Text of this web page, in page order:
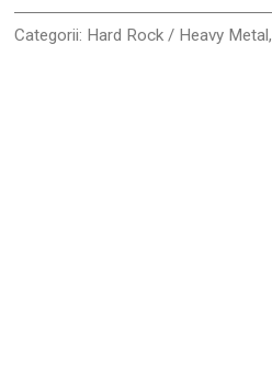
Categorii: Hard Rock / Heavy Metal,